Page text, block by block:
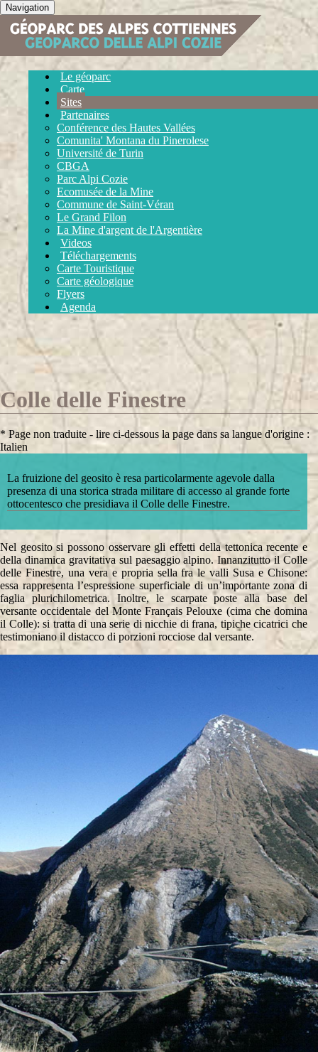
Navigation
Le géoparc
Carte
Sites
Partenaires
Conférence des Hautes Vallées
Comunita' Montana du Pinerolese
Université de Turin
CBGA
Parc Alpi Cozie
Ecomusée de la Mine
Commune de Saint-Véran
Le Grand Filon
La Mine d'argent de l'Argentière
Videos
Téléchargements
Carte Touristique
Carte géologique
Flyers
Agenda
Colle delle Finestre
* Page non traduite - lire ci-dessous la page dans sa langue d'origine :
Italien
La fruizione del geosito è resa particolarmente agevole dalla
presenza di una storica strada militare di accesso al grande forte
ottocentesco che presidiava il Colle delle Finestre.
Nel geosito si possono osservare gli effetti della tettonica recente e
della dinamica gravitativa sul paesaggio alpino. Innanzitutto il Colle
delle Finestre, una vera e propria sella fra le valli Susa e Chisone:
essa rappresenta l’espressione superficiale di un’importante zona di
faglia plurichilometrica. Inoltre, le scarpate poste alla base del
versante occidentale del Monte Français Pelouxe (cima che domina
il Colle): si tratta di una serie di nicchie di frana, tipiche cicatrici che
testimoniano il distacco di porzioni rocciose dal versante.